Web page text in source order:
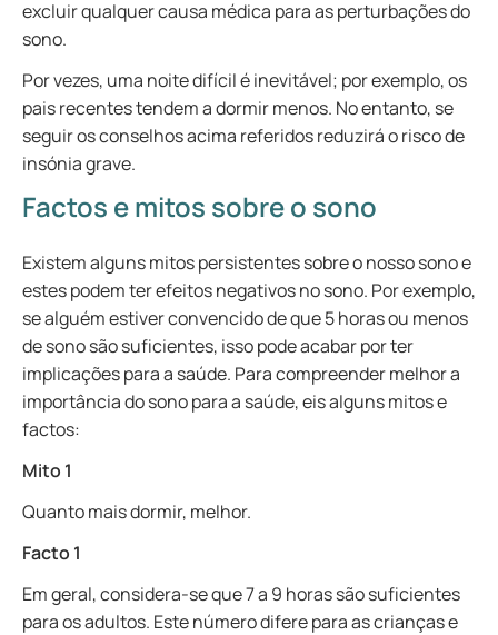
excluir qualquer causa médica para as perturbações do
sono.
Por vezes, uma noite difícil é inevitável; por exemplo, os
pais recentes tendem a dormir menos. No entanto, se
seguir os conselhos acima referidos reduzirá o risco de
insónia grave.
Factos e mitos sobre o sono
Existem alguns mitos persistentes sobre o nosso sono e
estes podem ter efeitos negativos no sono. Por exemplo,
se alguém estiver convencido de que 5 horas ou menos
de sono são suficientes, isso pode acabar por ter
implicações para a saúde. Para compreender melhor a
importância do sono para a saúde, eis alguns mitos e
factos:
Mito 1
Quanto mais dormir, melhor.
Facto 1
Em geral, considera-se que 7 a 9 horas são suficientes
para os adultos. Este número difere para as crianças e